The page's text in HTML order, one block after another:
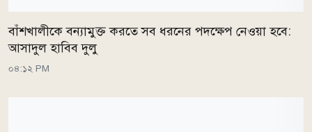
বাঁশখালীকে বন্যামুক্ত করতে সব ধরনের পদক্ষেপ নেওয়া হবে:
আসাদুল হাবিব দুলু
০৪:১২ PM